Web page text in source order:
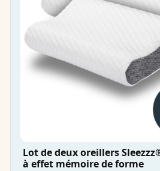
Lot de deux oreillers
à effet mémoire de forme